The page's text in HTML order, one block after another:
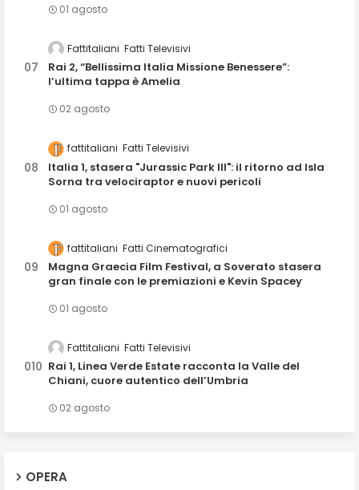
01 agosto
Fattitaliani Fatti Televisivi
Rai 2, “Bellissima Italia Missione Benessere”:
l’ultima tappa è Amelia
02 agosto
fattitaliani Fatti Televisivi
Italia 1, stasera "Jurassic Park III": il ritorno ad Isla
Sorna tra velociraptor e nuovi pericoli
01 agosto
fattitaliani Fatti Cinematografici
Magna Graecia Film Festival, a Soverato stasera
gran finale con le premiazioni e Kevin Spacey
01 agosto
Fattitaliani Fatti Televisivi
Rai 1, Linea Verde Estate racconta la Valle del
Chiani, cuore autentico dell’Umbria
02 agosto
OPERA